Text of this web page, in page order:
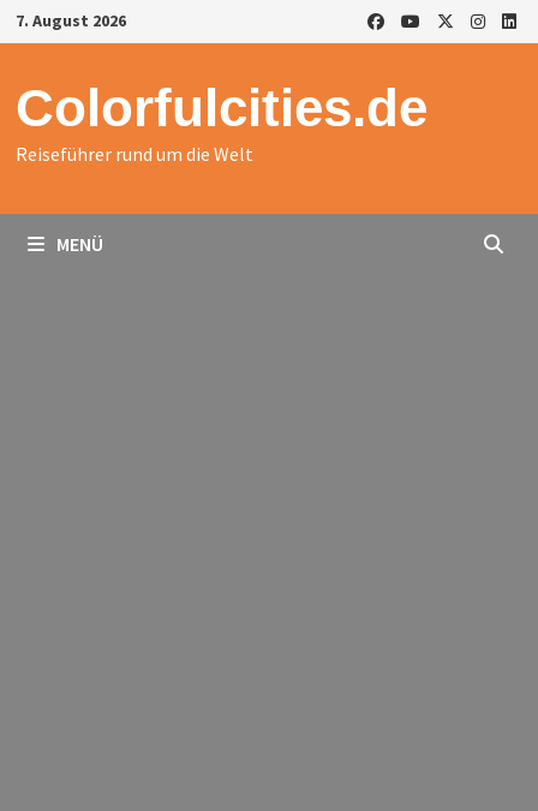
Zurück
zum
7. August 2026
Colorfulcities.de
Reiseführer rund um die Welt
MENÜ